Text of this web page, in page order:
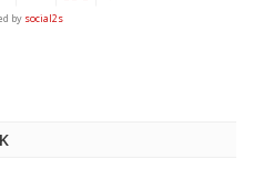
by social2s